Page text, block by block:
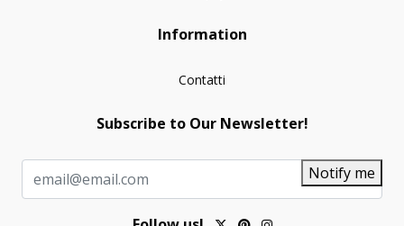
Information
Contatti
Subscribe to Our Newsletter!
Notify me